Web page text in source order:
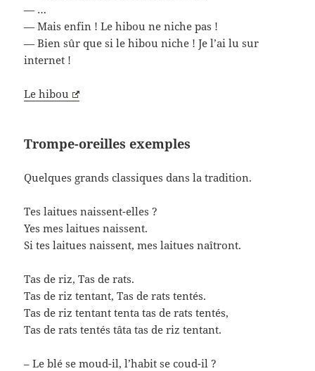
— …
— Mais enfin ! Le hibou ne niche pas !
— Bien sûr que si le hibou niche ! Je l’ai lu sur
internet !
Le hibou
Trompe-oreilles exemples
Quelques grands classiques dans la tradition.
Tes laitues naissent-elles ?
Yes mes laitues naissent.
Si tes laitues naissent, mes laitues naîtront.
Tas de riz, Tas de rats.
Tas de riz tentant, Tas de rats tentés.
Tas de riz tentant tenta tas de rats tentés,
Tas de rats tentés tâta tas de riz tentant.
– Le blé se moud-il, l’habit se coud-il ?